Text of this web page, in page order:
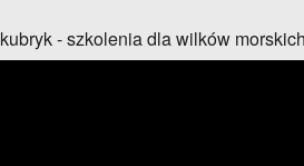
kubryk - szkolenia dla wilków